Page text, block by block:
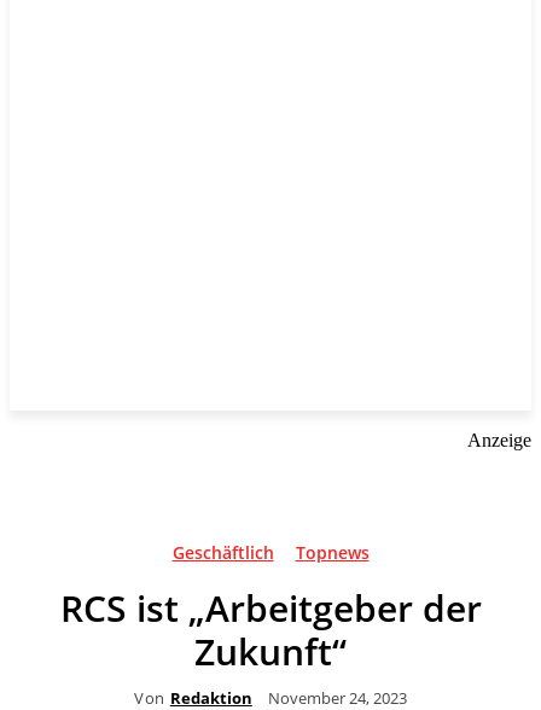
Anzeige
Geschäftlich Topnews
RCS ist „Arbeitgeber der
Zukunft“
Von Redaktion November 24, 2023